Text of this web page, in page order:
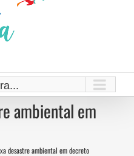
ambiental em
desastre ambiental em decreto